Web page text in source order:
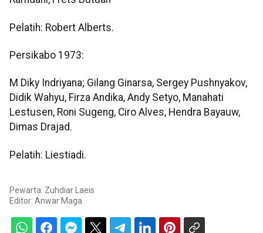
Pelatih: Robert Alberts.
Persikabo 1973:
M Diky Indriyana; Gilang Ginarsa, Sergey Pushnyakov,
Didik Wahyu, Firza Andika, Andy Setyo, Manahati
Lestusen, Roni Sugeng, Ciro Alves, Hendra Bayauw,
Dimas Drajad.
Pelatih: Liestiadi.
Pewarta: Zuhdiar Laeis
Editor: Anwar Maga